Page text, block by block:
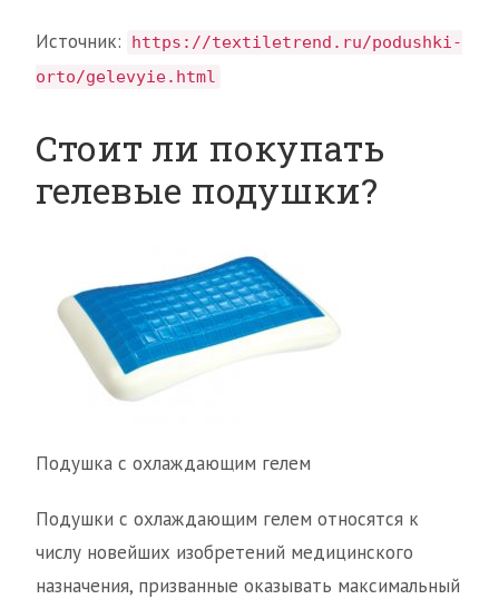
Источник:
https://textiletrend.ru/podushki-
orto/gelevyie.html
Стоит ли покупать
гелевые подушки?
Подушка с охлаждающим гелем
Подушки с охлаждающим гелем относятся к
числу новейших изобретений медицинского
назначения, призванные оказывать максимальный